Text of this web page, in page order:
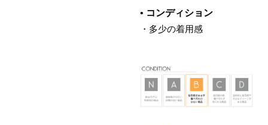
• コンディション
・多少の着用感